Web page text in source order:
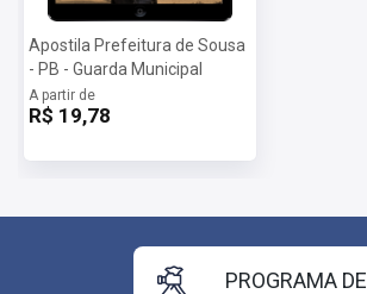
Apostila Prefeitura de Sousa
- PB - Guarda Municipal
A partir de
R$ 19,78
PROGRAMA DE